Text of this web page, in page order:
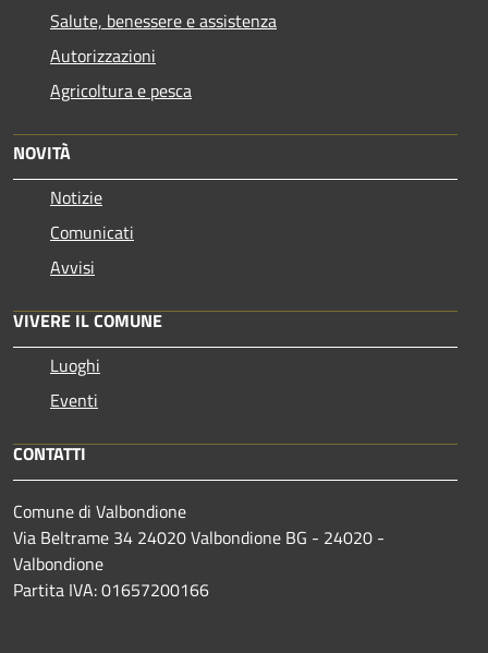
Salute, benessere e assistenza
Autorizzazioni
Agricoltura e pesca
NOVITÀ
Notizie
Comunicati
Avvisi
VIVERE IL COMUNE
Luoghi
Eventi
CONTATTI
Comune di Valbondione
Via Beltrame 34 24020 Valbondione BG - 24020 -
Valbondione
Partita IVA: 01657200166